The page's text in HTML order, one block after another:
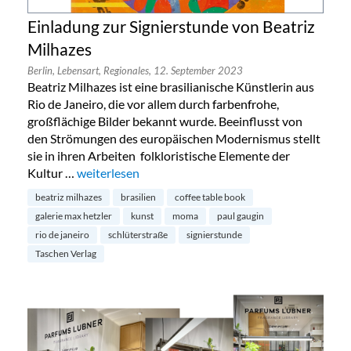
Einladung zur Signierstunde von Beatriz
Milhazes
Berlin, Lebensart, Regionales, 12. September 2023
Beatriz Milhazes ist eine brasilianische Künstlerin aus
Rio de Janeiro, die vor allem durch farbenfrohe,
großflächige Bilder bekannt wurde. Beeinflusst von
den Strömungen des europäischen Modernismus stellt
sie in ihren Arbeiten folkloristische Elemente der
Kultur … „Einladung zur Signierstunde von Beatriz Milhazes“
weiterlesen
beatriz milhazes brasilien
coffee table book
galerie max hetzler
kunst moma
paul gaugin
rio de janeiro
schlüterstraße
signierstunde
Taschen Verlag